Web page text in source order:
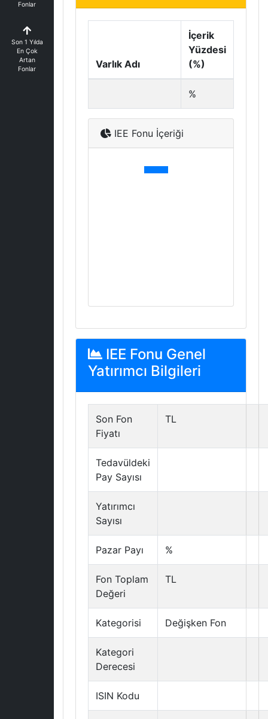
Fonlar
Son 1 Yılda
En Çok
Artan
Fonlar
Varlık Adı
İçerik
Yüzdesi
(%)
%
IEE Fonu İçeriği
IEE Fonu Genel
Yatırımcı Bilgileri
Son Fon
Fiyatı
TL
Tedavüldeki
Pay Sayısı
Yatırımcı
Sayısı
Pazar Payı %
Fon Toplam
Değeri
TL
Kategorisi Değişken Fon
Kategori
Derecesi
ISIN Kodu